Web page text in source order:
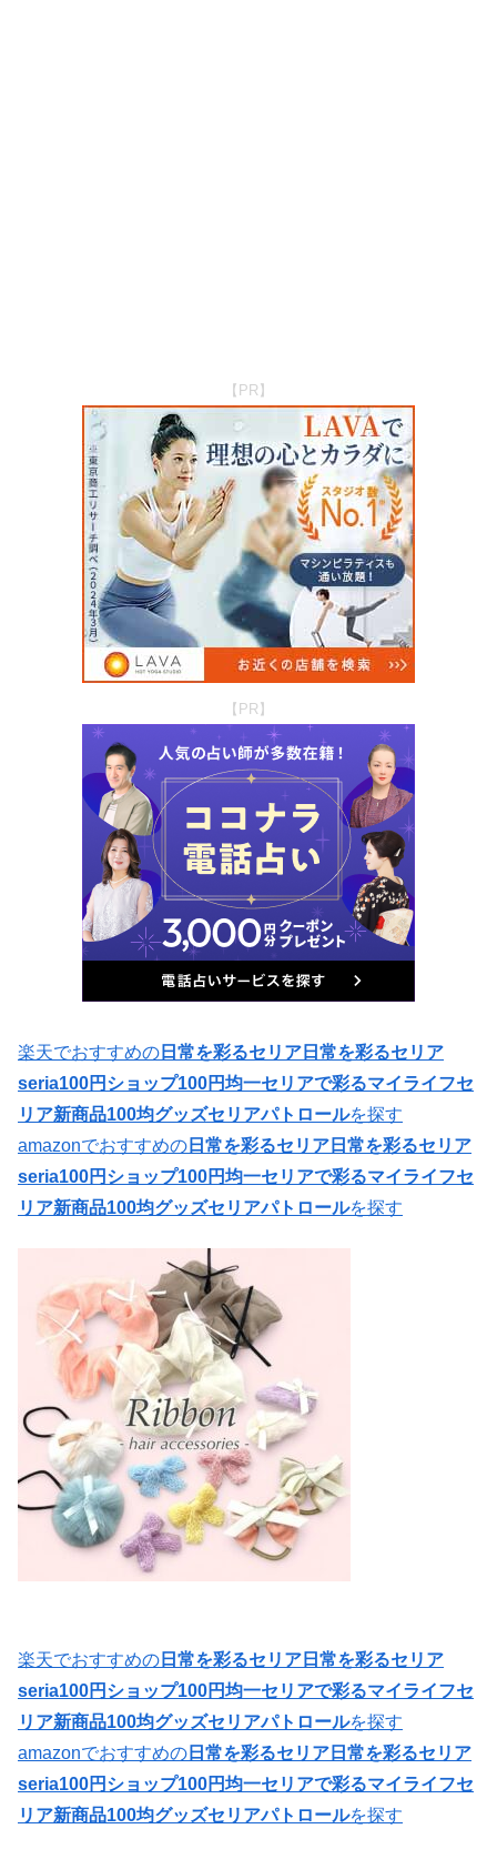
【PR】
【PR】
楽天でおすすめの 日常を彩るセリア日常を彩るセリア
seria100円ショップ100円均一セリアで彩るマイライフセ
リア新商品100均グッズセリアパトロールを探す
amazonでおすすめの 日常を彩るセリア日常を彩るセリア
seria100円ショップ100円均一セリアで彩るマイライフセ
リア新商品100均グッズセリアパトロールを探す
楽天でおすすめの 日常を彩るセリア日常を彩るセリア
seria100円ショップ100円均一セリアで彩るマイライフセ
リア新商品100均グッズセリアパトロールを探す
amazonでおすすめの 日常を彩るセリア日常を彩るセリア
seria100円ショップ100円均一セリアで彩るマイライフセ
リア新商品100均グッズセリアパトロールを探す